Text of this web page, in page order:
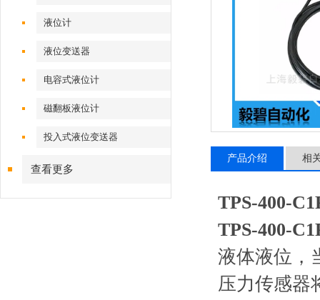
液位计
液位变送器
电容式液位计
磁翻板液位计
投入式液位变送器
查看更多
产品介绍 相
TPS-400-
TPS-400-
液体液位，
压力传感器